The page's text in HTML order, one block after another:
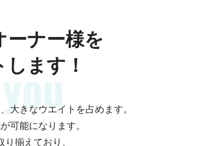
ナー様を
ます！
大きなウエイトを占めます。
可能になります。
揃えており、